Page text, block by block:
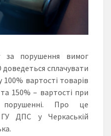
порушення вимог
сплачувати
вартості товарів
150% – вартості при
порушенні. Про це
ГУ ДПС у Черкаській